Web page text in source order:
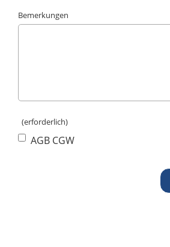
Bemerkungen
(erforderlich)
AGB CGW